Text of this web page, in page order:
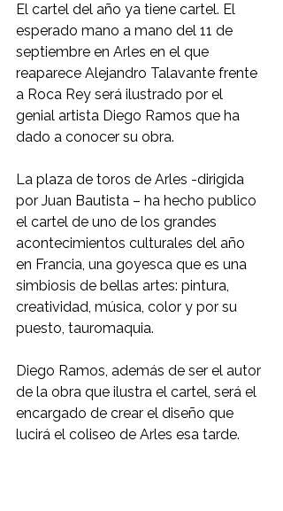
El cartel del año ya tiene cartel. El
esperado mano a mano del 11 de
septiembre en Arles en el que
reaparece Alejandro Talavante frente
a Roca Rey será ilustrado por el
genial artista Diego Ramos que ha
dado a conocer su obra.
La plaza de toros de Arles -dirigida
por Juan Bautista – ha hecho publico
el cartel de uno de los grandes
acontecimientos culturales del año
en Francia, una goyesca que es una
simbiosis de bellas artes: pintura,
creatividad, música, color y por su
puesto, tauromaquia.
Diego Ramos, además de ser el autor
de la obra que ilustra el cartel, será el
encargado de crear el diseño que
lucirá el coliseo de Arles esa tarde.